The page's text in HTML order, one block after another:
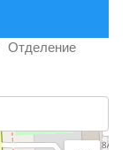
Отделение